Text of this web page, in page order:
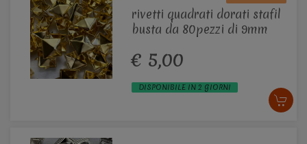
rivetti quadrati dorati stafil
busta da 80pezzi di 9mm
€ 5,00
DISPONIBILE IN 2 GIORNI